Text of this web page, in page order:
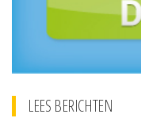
LEES BERICHTEN